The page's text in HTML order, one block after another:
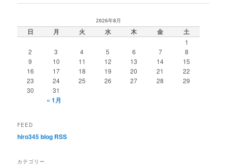
ナ
ゲ
ー
2026年8月
日 月 火 水 木 金 土
1
2
3 4 5 6 7
8
9
10 11 12 13 14
15
16
17 18 19 20 21
22
23
24 25 26 27 28
29
30
31
« 1月
FEED
hiro345 blog RSS
カテゴリー